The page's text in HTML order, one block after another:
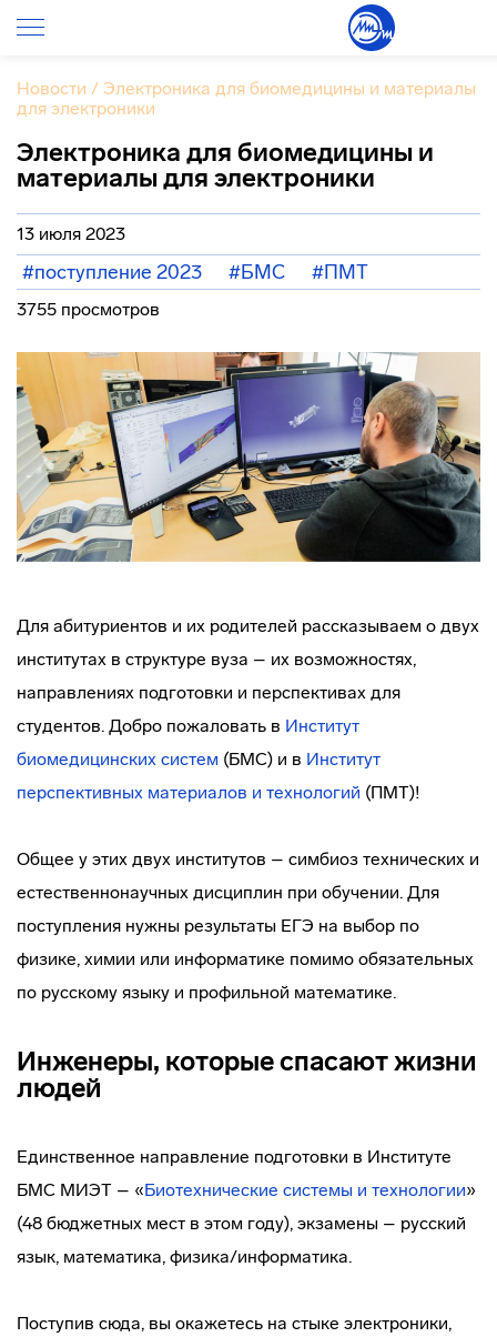
Новости / Электроника для биомедицины и материалы
для электроники
Электроника для биомедицины и
материалы для электроники
13 июля 2023
#поступление 2023 #БМС #ПМТ
3755 просмотров
Для абитуриентов и их родителей рассказываем о двух
институтах в структуре вуза – их возможностях,
направлениях подготовки и перспективах для
студентов. Добро пожаловать в Институт
биомедицинских систем (БМС) и в Институт
перспективных материалов и технологий (ПМТ)!
Общее у этих двух институтов – симбиоз технических и
естественнонаучных дисциплин при обучении. Для
поступления нужны результаты ЕГЭ на выбор по
физике, химии или информатике помимо обязательных
по русскому языку и профильной математике.
Инженеры, которые спасают жизни
людей
Единственное направление подготовки в Институте
БМС МИЭТ – «Биотехнические системы и технологии»
(48 бюджетных мест в этом году), экзамены – русский
язык, математика, физика/информатика.
Поступив сюда, вы окажетесь на стыке электроники,